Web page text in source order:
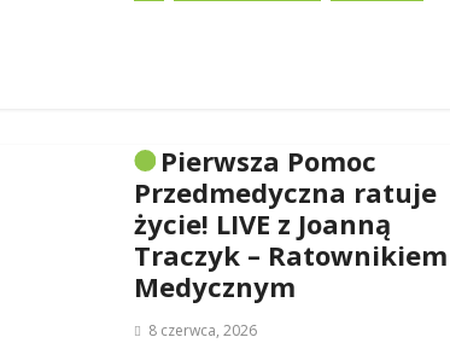
Pierwsza Pomoc
Przedmedyczna ratuje
życie! LIVE z Joanną
Traczyk – Ratownikiem
Medycznym
8 czerwca, 2026